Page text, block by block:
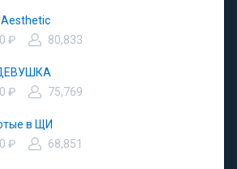
Aesthetic
₽
80,833
₽
75,769
в ЩИ
₽
68,851